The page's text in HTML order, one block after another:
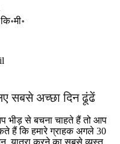
सबसे अच्छा दिन ढूंढें
भीड़ से बचना चाहते हैं तो आप
हैं कि हमारे ग्राहक अगले 30
यात्रा करने का सबसे व्यस्त